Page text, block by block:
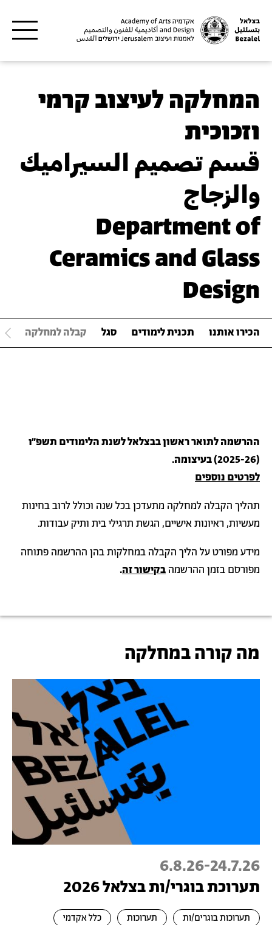
המחלקה לעיצוב קרמי
וזכוכית
قسم تصميم السيراميك
والزجاج
Department of
Ceramics and Glass
Design
הכירו אותנו תכנית לימודים סגל קבלה למחלקה
ההרשמה לתואר ראשון בבצלאל לשנת הלימודים תשפ״ו
(2025-26) בעיצומה.
לפרטים נוספים
תהליך הקבלה למחלקה מתעדכן בכל שנה וכולל לרוב בחינות
מעשיות, ראיונות אישיים, הגשת תרגילי בית ותיק עבודות.
מידע מפורט על הליך הקבלה במחלקות בהן ההרשמה פתוחה
מפורסם בזמן ההרשמה בקישור זה.
מה קורה במחלקה
24.7.26
-
6.8.26
תערוכת בוגרי/ות בצלאל 2026
תערוכות בוגרים/ות תערוכות כלל אקדמי